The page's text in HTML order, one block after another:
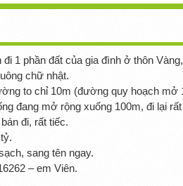
1 phần đất của gia đình ở thôn
chữ nhật.
to chỉ 10m (đường quy hoạch mở
đang mở rộng xuống 100m, đi lại rất
đi, rất tiếc.
sang tên ngay.
– em Viên.